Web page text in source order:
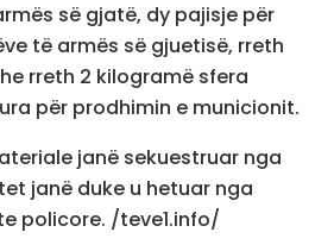
së gjatë, dy pajisje për
të armës së gjuetisë, rreth
rreth 2 kilogramë sfera
për prodhimin e municionit.
janë sekuestruar nga
janë duke u hetuar nga
policore. /teve1.info/